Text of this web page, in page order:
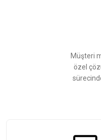
Bu ürüne benzer
Müşteri
özel